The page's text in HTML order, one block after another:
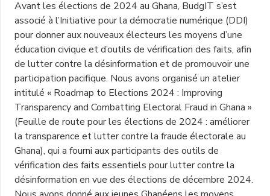
Avant les élections de 2024 au Ghana, BudgIT s’est
associé à l’Initiative pour la démocratie numérique (DDI)
pour donner aux nouveaux électeurs les moyens d’une
éducation civique et d’outils de vérification des faits, afin
de lutter contre la désinformation et de promouvoir une
participation pacifique. Nous avons organisé un atelier
intitulé « Roadmap to Elections 2024 : Improving
Transparency and Combatting Electoral Fraud in Ghana »
(Feuille de route pour les élections de 2024 : améliorer
la transparence et lutter contre la fraude électorale au
Ghana), qui a fourni aux participants des outils de
vérification des faits essentiels pour lutter contre la
désinformation en vue des élections de décembre 2024.